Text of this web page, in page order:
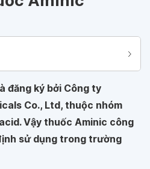
đăng ký bởi Công ty
Co., Ltd, thuộc nhóm
Vậy thuốc Aminic công
sử dụng trong trường